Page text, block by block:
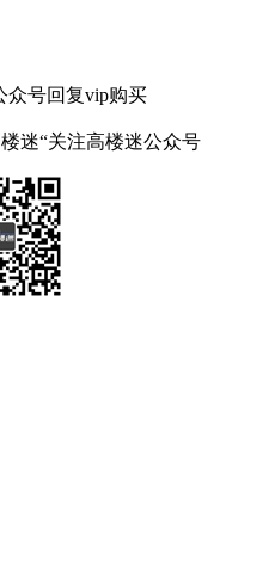
众号回复vip购买
迷“关注高楼迷公众号